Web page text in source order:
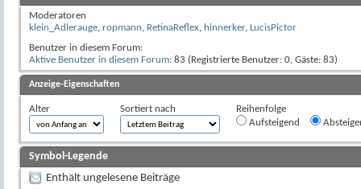
Moderatoren
klein_Adlerauge, ropmann, RetinaReflex, hinnerker, LucisPictor
Benutzer in diesem Forum:
Aktive Benutzer in diesem Forum: 83 (Registrierte Benutzer: 0, Gäste: 83)
Anzeige-Eigenschaften
Alter Sortiert nach
Reihenfolge
Aufsteigend
Symbol-Legende
Enthält ungelesene Beiträge